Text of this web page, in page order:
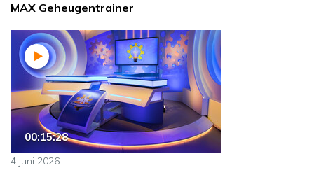
MAX Geheugentrainer
00:15:28
4 juni 2026